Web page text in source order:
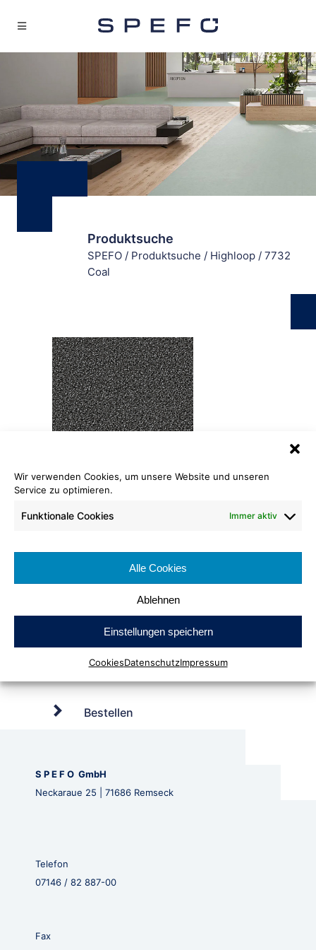
Wir verwenden Cookies, um unsere Website und unseren
Service zu optimieren.
Funktionale Cookies Immer aktiv
Alle Cookies
Ablehnen
Einstellungen speichern
CookiesDatenschutzImpressum
Produktsuche
SPEFO / Produktsuche / Highloop / 7732
Coal
Brennverhalten: Cfl-s1
Bestellen
Highloop
S P E F O GmbH
Neckaraue 25 | 71686 Remseck
Telefon
07146 / 82 887-00
Fax